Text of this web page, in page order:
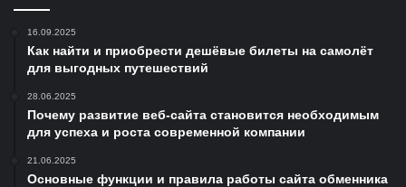
16.09.2025
Как найти и приобрести дешёвые билеты на самолёт
для выгодных путешествий
28.06.2025
Почему развитие веб-сайта становится необходимым
для успеха и роста современной компании
21.06.2025
Основные функции и правила работы сайта обменника